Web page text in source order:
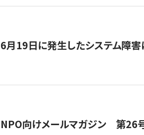
6月19日に発生したシステム障害
NPO向けメールマガジン 第26